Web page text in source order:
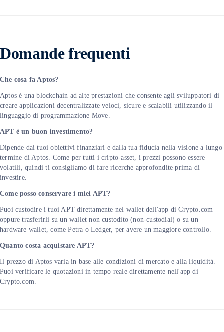
Domande frequenti
Che cosa fa Aptos?
Aptos è una blockchain ad alte prestazioni che consente agli sviluppatori di
creare applicazioni decentralizzate veloci, sicure e scalabili utilizzando il
linguaggio di programmazione Move.
APT è un buon investimento?
Dipende dai tuoi obiettivi finanziari e dalla tua fiducia nella visione a lungo
termine di Aptos. Come per tutti i cripto-asset, i prezzi possono essere
volatili, quindi ti consigliamo di fare ricerche approfondite prima di
investire.
Come posso conservare i miei APT?
Puoi custodire i tuoi APT direttamente nel wallet dell'app di Crypto.com
oppure trasferirli su un wallet non custodito (non-custodial) o su un
hardware wallet, come Petra o Ledger, per avere un maggiore controllo.
Quanto costa acquistare APT?
Il prezzo di Aptos varia in base alle condizioni di mercato e alla liquidità.
Puoi verificare le quotazioni in tempo reale direttamente nell'app di
Crypto.com.